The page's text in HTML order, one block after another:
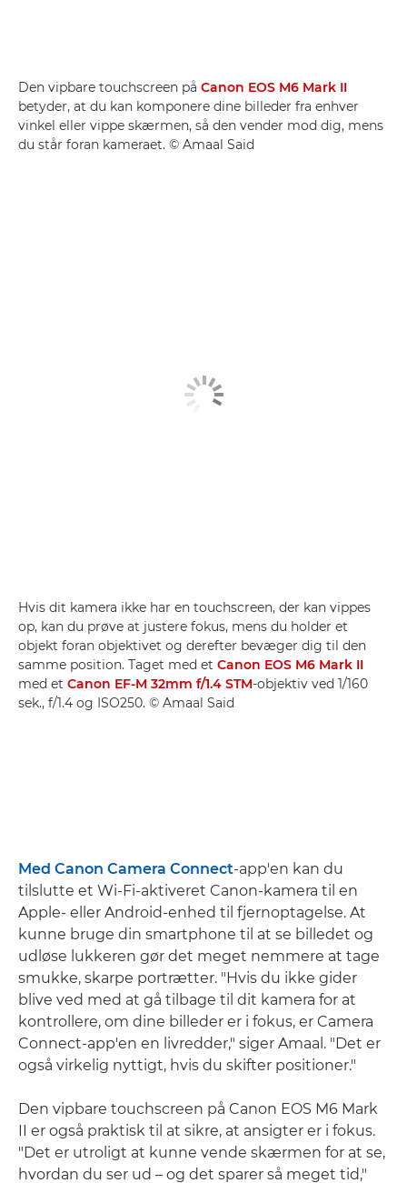
Den vipbare touchscreen på Canon EOS M6 Mark II
betyder, at du kan komponere dine billeder fra enhver
vinkel eller vippe skærmen, så den vender mod dig, mens
du står foran kameraet. © Amaal Said
Hvis dit kamera ikke har en touchscreen, der kan vippes
op, kan du prøve at justere fokus, mens du holder et
objekt foran objektivet og derefter bevæger dig til den
samme position. Taget med et Canon EOS M6 Mark II
med et Canon EF-M 32mm f/1.4 STM-objektiv ved 1/160
sek., f/1.4 og ISO250. © Amaal Said
Med Canon Camera Connect-app'en kan du
tilslutte et Wi-Fi-aktiveret Canon-kamera til en
Apple- eller Android-enhed til fjernoptagelse. At
kunne bruge din smartphone til at se billedet og
udløse lukkeren gør det meget nemmere at tage
smukke, skarpe portrætter. "Hvis du ikke gider
blive ved med at gå tilbage til dit kamera for at
kontrollere, om dine billeder er i fokus, er Camera
Connect-app'en en livredder," siger Amaal. "Det er
også virkelig nyttigt, hvis du skifter positioner."
Den vipbare touchscreen på Canon EOS M6 Mark
II er også praktisk til at sikre, at ansigter er i fokus.
"Det er utroligt at kunne vende skærmen for at se,
hvordan du ser ud – og det sparer så meget tid,"